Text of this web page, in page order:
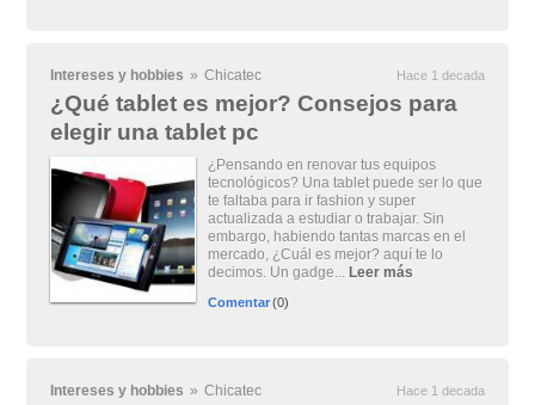
Intereses y hobbies » Chicatec Hace 1 decada
¿Qué tablet es mejor? Consejos para
elegir una tablet pc
¿Pensando en renovar tus equipos
tecnológicos? Una tablet puede ser lo que
te faltaba para ir fashion y super
actualizada a estudiar o trabajar. Sin
embargo, habiendo tantas marcas en el
mercado, ¿Cuál es mejor? aquí te lo
decimos. Un gadge... Leer más
Comentar(0)
Intereses y hobbies » Chicatec Hace 1 decada